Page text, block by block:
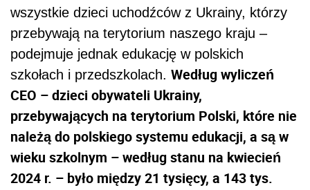
wszystkie dzieci uchodźców z Ukrainy, którzy
przebywają na terytorium naszego kraju –
podejmuje jednak edukację w polskich
szkołach i przedszkolach. Według wyliczeń
CEO – dzieci obywateli Ukrainy,
przebywających na terytorium Polski, które nie
należą do polskiego systemu edukacji, a są w
wieku szkolnym – według stanu na kwiecień
2024 r. – było między 21 tysięcy, a 143 tys.